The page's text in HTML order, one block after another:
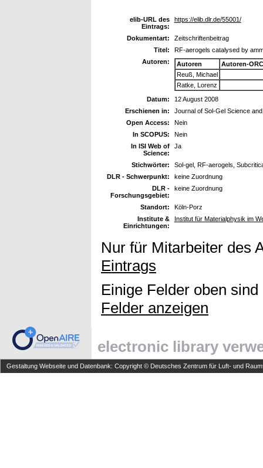
elib-URL des
Eintrags:
https://elib.dlr.de/55001/
Dokumentart:
Zeitschriftenbeitrag
Titel:
RF-aerogels catalysed by
Autoren:
Autoren
Autoren-
Reuß, Michael
Ratke, Lorenz
Datum:
12 August 2008
Erschienen in:
Journal of Sol-Gel Science
Open Access:
Nein
In SCOPUS:
Nein
In ISI Web of
Science:
Ja
Stichwörter:
Sol-gel, RF-aerogels,
DLR - Schwerpunkt:
keine Zuordnung
DLR -
Forschungsgebiet:
keine Zuordnung
Standort:
Köln-Porz
Institute &
Einrichtungen:
Institut für Materialphysik im
Nur für Mitarbeiter des
Eintrags
Einige Felder oben
Felder anzeigen
electronic library
Gestaltung Webseite und Datenbank: Copyright © Deutsches Zentrum für Luft- und